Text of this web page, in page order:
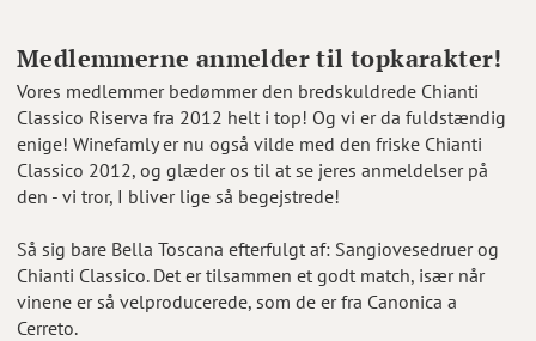
Medlemmerne anmelder til topkarakter!
Vores medlemmer bedømmer den bredskuldrede Chianti
Classico Riserva fra 2012 helt i top! Og vi er da fuldstændig
enige! Winefamly er nu også vilde med den friske Chianti
Classico 2012, og glæder os til at se jeres anmeldelser på
den - vi tror, I bliver lige så begejstrede!
Så sig bare Bella Toscana efterfulgt af: Sangiovesedruer og
Chianti Classico. Det er tilsammen et godt match, især når
vinene er så velproducerede, som de er fra Canonica a
Cerreto.